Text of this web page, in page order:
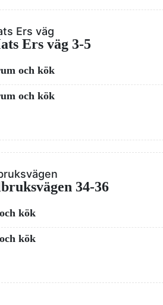
Ers väg
Ers väg 3-5
och kök
och kök
34-36
kök
kök